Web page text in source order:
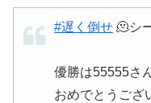
#遅く倒せ 🫠シ
優勝は55555さ
おめでとうござ